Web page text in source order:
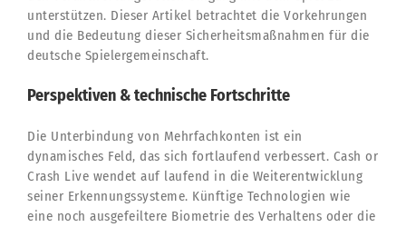
unterstützen. Dieser Artikel betrachtet die Vorkehrungen
und die Bedeutung dieser Sicherheitsmaßnahmen für die
deutsche Spielergemeinschaft.
Perspektiven & technische Fortschritte
Die Unterbindung von Mehrfachkonten ist ein
dynamisches Feld, das sich fortlaufend verbessert. Cash or
Crash Live wendet auf laufend in die Weiterentwicklung
seiner Erkennungssysteme. Künftige Technologien wie
eine noch ausgefeiltere Biometrie des Verhaltens oder die